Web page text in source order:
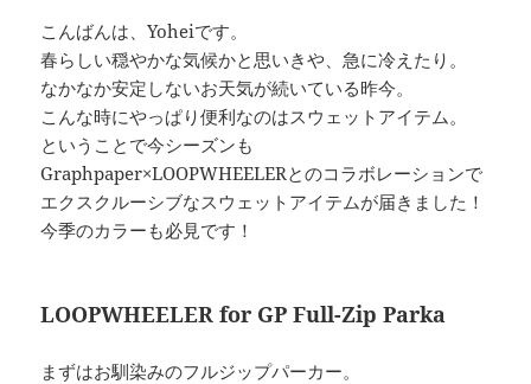
こんばんは、Yoheiです。
春らしい穏やかな気候かと思いきや、急に冷えたり。
なかなか安定しないお天気が続いている昨今。
こんな時にやっぱり便利なのはスウェットアイテム。
ということで今シーズンも
Graphpaper×LOOPWHEELERとのコラボレーションで
エクスクルーシブなスウェットアイテムが届きました！
今季のカラーも必見です！
LOOPWHEELER for GP Full-Zip Parka
まずはお馴染みのフルジップパーカー。